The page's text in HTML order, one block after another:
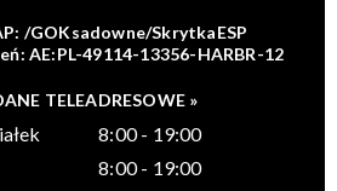
/GOKsadowne/SkrytkaESP
AE:PL-49114-13356-HARBR-12
TELEADRESOWE »
8:00 - 19:00
8:00 - 19:00